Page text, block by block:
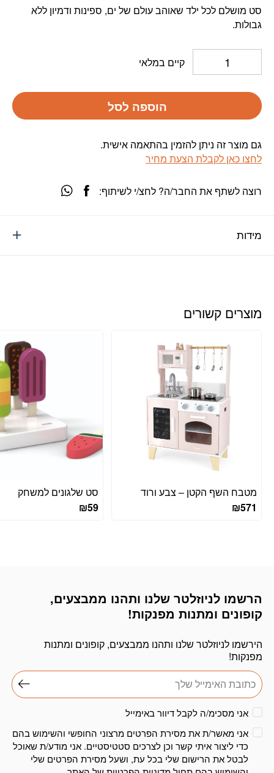
סט מושלם לכל ילד שאוהב עולם של ים, ספינות ודמיון ללא
גבולות.
קיים במלאי
הוספה לסל
גם מוצר זה ניתן להזמין בהתאמה אישית.
לחצו כאן לקבלת הצעת מחיר
מידות
רוצה לשתף את החבר/ה? לחצ/י לשיתוף:
מוצרים קשורים
מטבח השף הקטן – צבע ורוד
₪571
סט שלגונים למשחק
₪59
הרשמו לניוזלטר שלנו ותהנו ממבצעים,
קופונים ומתנות מפנקות!
הירשמו לניוזלטר שלנו ותהנו ממבצעים, קופונים ומתנות
מפנקות!
דוא׳׳ל
אני מסכימ/ה לקבל דיוור באימייל
אני מאשר/ת את מסירת הפרטים מרצוני החופשי והשימוש בהם
כדי ליצור איתי קשר וכן לצרכים סטטיסטיים. אני מודע/ת שאוכל
לבטל את הרישום שלי בכל עת, ושעל מסירת הפרטים שלי